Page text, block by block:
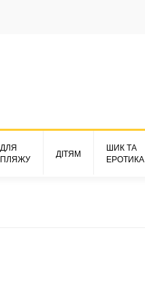
ДЛЯ
ПЛЯЖУ
ДІТЯМ
ШИК ТА
ЕРОТИКА